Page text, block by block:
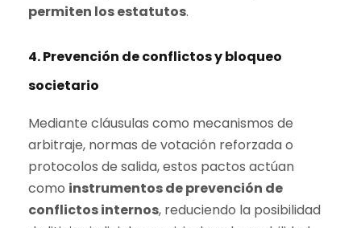
permiten los estatutos.
4.Prevención de conflictos y bloqueo
societario
Mediante cláusulas como mecanismos de
arbitraje, normas de votación reforzada o
protocolos de salida, estos pactos actúan
como instrumentos de prevención de
conflictos internos, reduciendo la posibilidad